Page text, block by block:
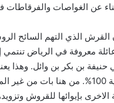
عن الغواصات والفرقاطات
القرش الذي التهم السائح
معروفة في الرياض تنتمي
بن بكر بن وائل. وهذا
ملتصقة بالسعودية 100%. من هنا بات من
الاخرى بإيوائها للقروش